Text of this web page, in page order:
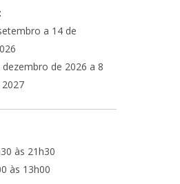
a 14 de
dezembro de 2026 a 8
às 21h30
às 13h00